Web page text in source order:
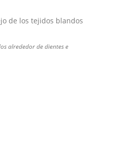
alrededor de dientes e